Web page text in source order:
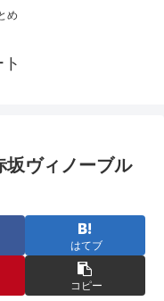
め
坂ヴィノーブル
はてブ
コピー